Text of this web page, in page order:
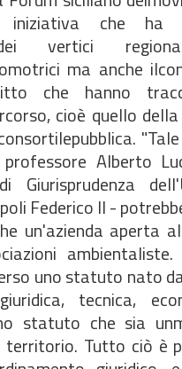
iniziativa che
vertici
ma anche
che hanno
cioè quello
Alberto
Giurisprudenza
Federico II -
un'azienda aperta
uno statuto nato
tecnica,
statuto che sia
territorio. Tutto ciò è